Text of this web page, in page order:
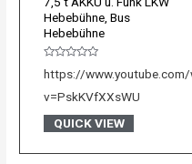
Hebebühne, Bus
Hebebühne
Bewertet
mit
von
https://www.youtube.com/
v=PskKVfXXsWU
QUICK VIEW